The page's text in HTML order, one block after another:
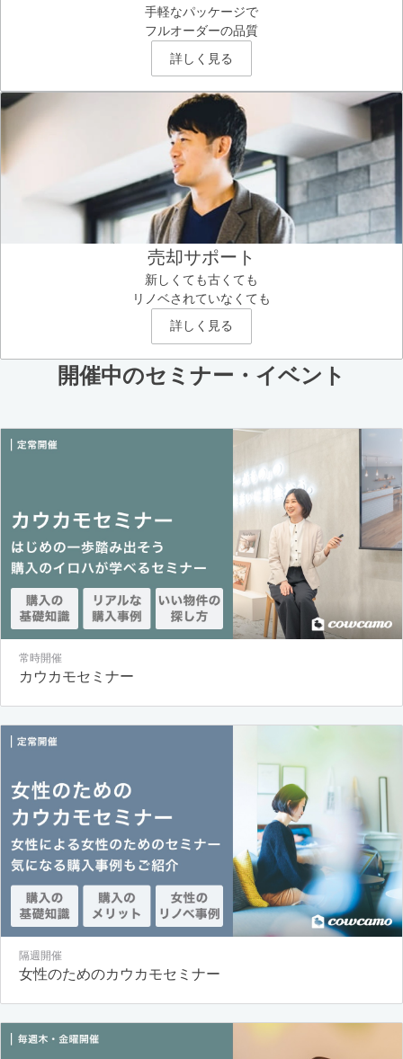
手軽なパッケージで
フルオーダーの品質
詳しく見る
売却サポート
新しくても古くても
リノベされていなくても
詳しく見る
開催中のセミナー・イベント
常時開催
カウカモセミナー
隔週開催
女性のためのカウカモセミナー